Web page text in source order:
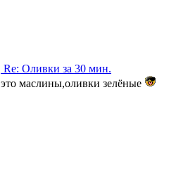
Re: Оливки за 30 мин.
это маслины,оливки зелёные